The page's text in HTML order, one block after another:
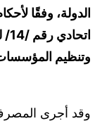
وتنظيم
وقد أجرى